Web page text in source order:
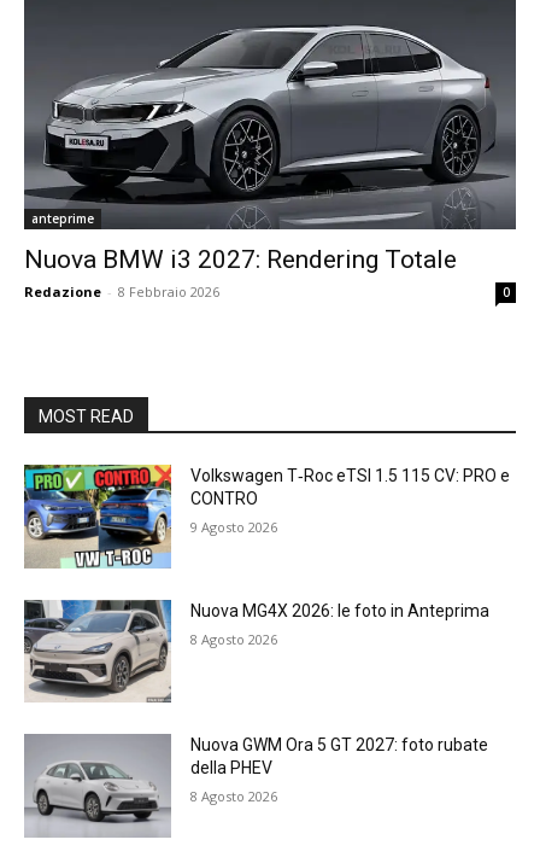
anteprime
Nuova BMW i3 2027: Rendering Totale
Redazione - 8 Febbraio 2026 0
MOST READ
Volkswagen T‑Roc eTSI 1.5 115 CV: PRO e
CONTRO
9 Agosto 2026
Nuova MG4X 2026: le foto in Anteprima
8 Agosto 2026
Nuova GWM Ora 5 GT 2027: foto rubate
della PHEV
8 Agosto 2026